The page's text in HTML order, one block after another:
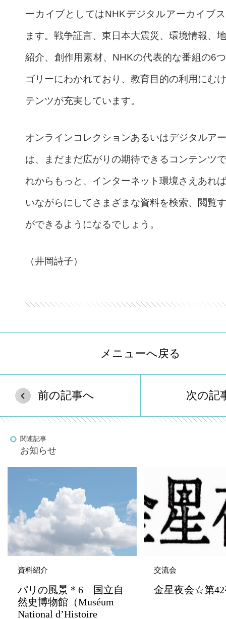
ーカイブとしてはNHKデジタルアーカイブ
ます。戦争証言、東日本大震災、環境情報、
紹介、創作用素材、NHKの代表的な番組の6
ゴリーにわかれており、教育目的の利用にむ
テンツが充実しています。
オンラインコレクションあるいはデジタルア
は、まだまだ広がりの期待できるコンテンツ
れからもっと、インターネット環境さえあれ
いながらにしてさまざまな資料を検索、閲覧
ができるようになるでしょう。
（井岡詩子）
メニューへ戻る
前の記事へ 次の記
関連記事
お知らせ
資料紹介
パリの風景＊6 国立自
然史博物館（Muséum
National d’Histoire
交流会
金星夜会☆第